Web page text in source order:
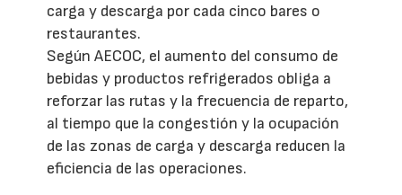
carga y descarga por cada cinco bares o
restaurantes.
Según AECOC, el aumento del consumo de
bebidas y productos refrigerados obliga a
reforzar las rutas y la frecuencia de reparto,
al tiempo que la congestión y la ocupación
de las zonas de carga y descarga reducen la
eficiencia de las operaciones.